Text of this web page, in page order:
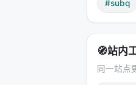
CTO
有 11
#subq
🧭站内
同一站点